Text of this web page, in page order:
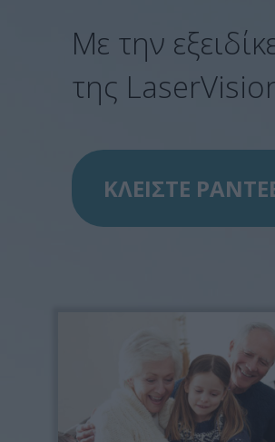
Με την
της
ΚΛΕΙΣΤΕ